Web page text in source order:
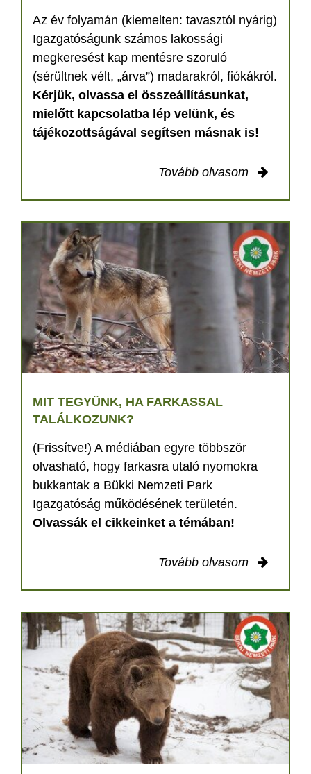
Az év folyamán (kiemelten: tavasztól nyárig)
Igazgatóságunk számos lakossági
megkeresést kap mentésre szoruló
(sérültnek vélt, „árva”) madarakról, fiókákról.
Kérjük, olvassa el összeállításunkat,
mielőtt kapcsolatba lép velünk, és
tájékozottságával segítsen másnak is!
Tovább olvasom
MIT TEGYÜNK, HA FARKASSAL
TALÁLKOZUNK?
(Frissítve!) A médiában egyre többször
olvasható, hogy farkasra utaló nyomokra
bukkantak a Bükki Nemzeti Park
Igazgatóság működésének területén.
Olvassák el cikkeinket a témában!
Tovább olvasom